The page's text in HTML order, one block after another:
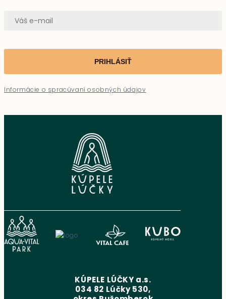
PRIHLÁSIŤ
Informácie o spracúvaní osobných údajov
KÚPELE LÚČKY a.s.
034 82 Lúčky 530,